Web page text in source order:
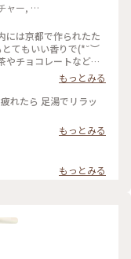
ャー, ラ
には京都で作られたた
てもいい香りで(*˘︶
やチョコレートなど、
でお土産にもぴったり
ほのかに香る抹茶、
びの良いリップクリー
都 #京都しゃぼんや
もっとみる
れたら 足湯でリラッ
もっとみる
もっとみる